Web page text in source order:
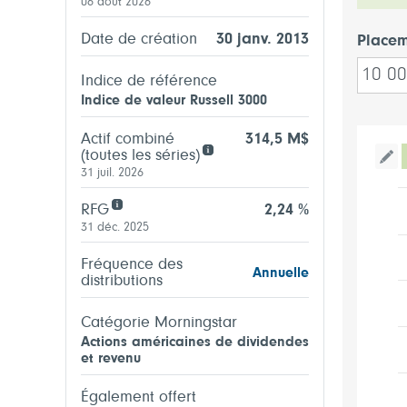
06 août 2026
Date de création 30 janv. 2013
Indice de référence
Indice de valeur Russell 3000
Actif combiné
(toutes les séries)
314,5 M$
31 juil. 2026
RFG 2,24 %
31 déc. 2025
Fréquence des
distributions
Annuelle
Catégorie Morningstar
Actions américaines de dividendes
et revenu
Également offert